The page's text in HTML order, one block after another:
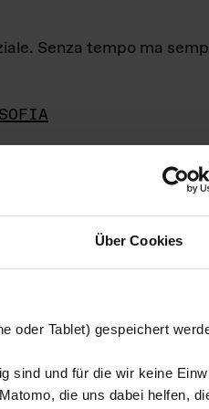
Über Cookies
oder Tablet) gespeichert
sind und für die wir keine
die uns dabei helfen,
Senza tempo ma
SOFIA
ganze LebenGmbH e